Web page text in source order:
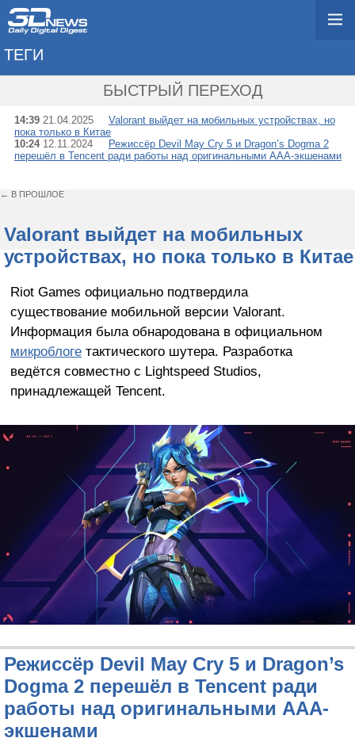
ТЕГИ
БЫСТРЫЙ ПЕРЕХОД
14:39 21.04.2025
Valorant выйдет на мобильных устройствах, но
пока только в Китае
10:2412.11.2024
Режиссёр Devil May Cry 5 и Dragon’s Dogma 2
перешёл в Tencent ради работы над оригинальными AAA-экшенами
← В ПРОШЛОЕ
Valorant выйдет на мобильных
устройствах, но пока только в Китае
Riot Games официально подтвердила
существование мобильной версии Valorant.
Информация была обнародована в официальном
микроблогетактического шутера. Разработка
ведётся совместно с Lightspeed Studios,
принадлежащей Tencent.
Режиссёр Devil May Cry 5 и Dragon’s
Dogma 2 перешёл в Tencent ради
работы над оригинальными AAA-
экшенами